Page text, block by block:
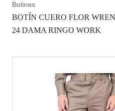
Botines
BOTÍN CUERO FLOR
24 DAMA RINGO WORK